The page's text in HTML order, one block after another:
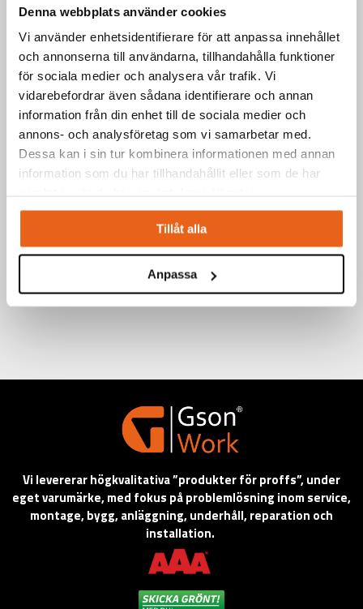
Denna webbplats använder cookies
Vi använder enhetsidentifierare för att anpassa innehållet
och annonserna till användarna, tillhandahålla funktioner
för sociala medier och analysera vår trafik. Vi
vidarebefordrar även sådana identifierare och annan
information från din enhet till de sociala medier och
annons- och analysföretag som vi samarbetar med.
Dessa kan i sin tur kombinera informationen med annan
information som du har tillhandahållit eller som de har
Tillåt alla
Anpassa
Vi levererar högkvalitativa ”produkter för proffs”, under
eget varumärke, med fokus på problemlösning inom service,
montage, bygg, anläggning, underhåll, reparation och
installation.